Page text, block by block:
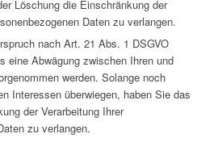
Löschung die Einschränkung der
Daten zu verlangen.
nach Art. 21 Abs. 1 DSGVO
eine Abwägung zwischen Ihren und
werden. Solange noch
Interessen überwiegen, haben Sie das
der Verarbeitung Ihrer
zu verlangen.